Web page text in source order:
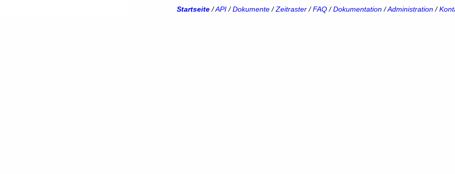
Startseite/API/Dokumente/Zeitraster/FAQ/Dokumentation/Administration/